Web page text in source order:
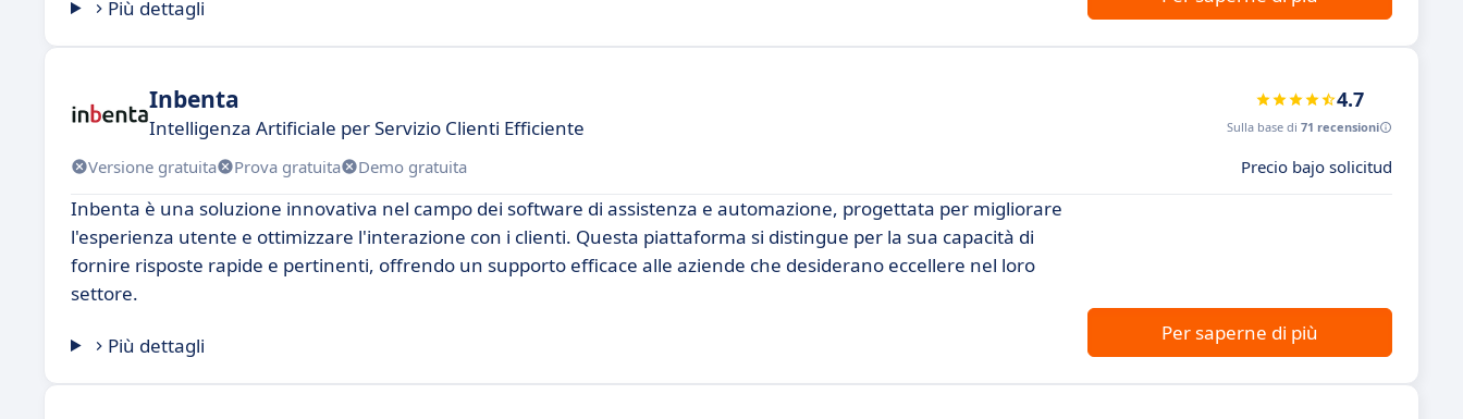
Più dettagli
Inbenta
Intelligenza Artificiale per Servizio Clienti Efficiente
4.7
Sulla base di 71 recensioni
Versione gratuita Prova gratuita Demo gratuita Precio bajo solicitud
Inbenta è una soluzione innovativa nel campo dei software di assistenza e automazione, progettata per migliorare
l'esperienza utente e ottimizzare l'interazione con i clienti. Questa piattaforma si distingue per la sua capacità di
fornire risposte rapide e pertinenti, offrendo un supporto efficace alle aziende che desiderano eccellere nel loro
settore.
Più dettagli
Per saperne di più